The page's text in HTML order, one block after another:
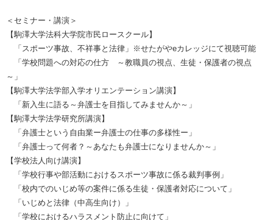
＜セミナー・講演＞
【駒澤大学法科大学院市民ロースクール】
「スポーツ事故、不祥事と法律」※せたがやeカレッジにて視聴可能
「学校問題への対応の仕方 ～教職員の視点、生徒・保護者の視点
～」
【駒澤大学法学部入学オリエンテーション講演】
「新入生に語る～弁護士を目指してみませんか～」
【駒澤大学法学研究所講演】
「弁護士という自由業ー弁護士の仕事の多様性ー」
「弁護士って何者？～あなたも弁護士になりませんか～」
【学校法人向け講演】
「学校行事や部活動におけるスポーツ事故に係る裁判事例」
「校内でのいじめ等の案件に係る生徒・保護者対応について」
「いじめと法律（中高生向け）」
「学校におけるハラスメント防止に向けて」